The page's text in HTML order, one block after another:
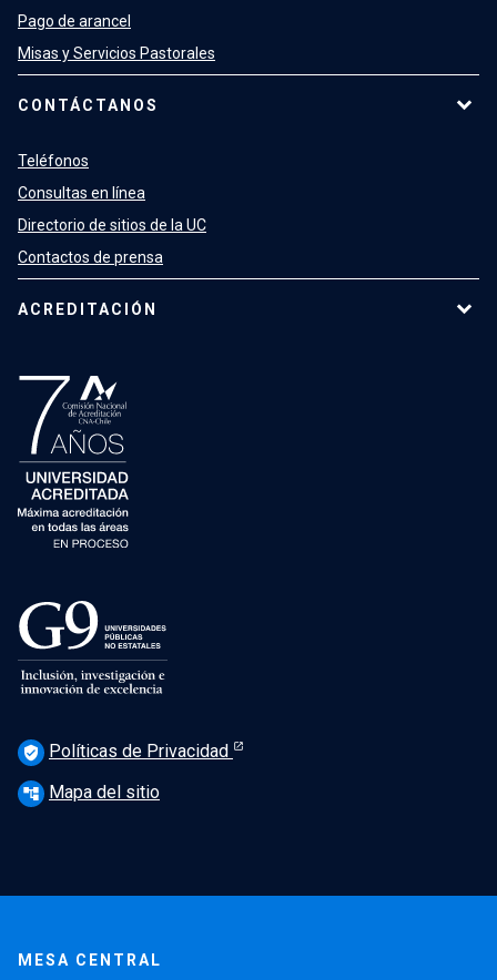
Pago de arancel
Misas y Servicios Pastorales
CONTÁCTANOS
Teléfonos
Consultas en línea
Directorio de sitios de la UC
Contactos de prensa
ACREDITACIÓN
verified_user Políticas de Privacidad
account_tree Mapa del sitio
MESA CENTRAL